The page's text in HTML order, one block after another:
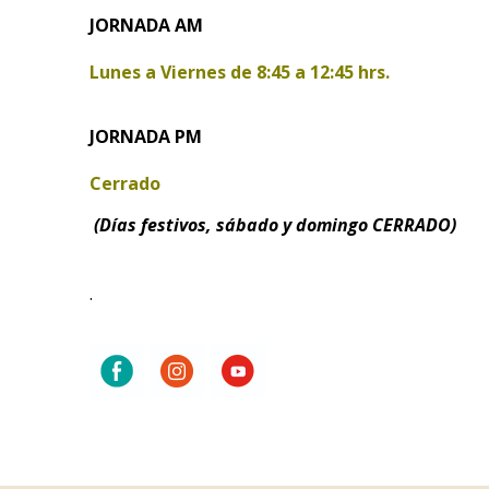
JORNADA AM
Lunes a Viernes de 8:45 a 12:45 hrs.
JORNADA PM
Cerrado
(Días festivos, sábado y domingo CERRADO)
.